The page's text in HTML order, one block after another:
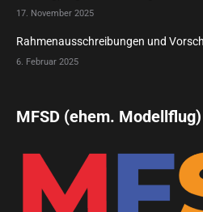
17. November 2025
Rahmenausschreibungen und
6. Februar 2025
MFSD (ehem.